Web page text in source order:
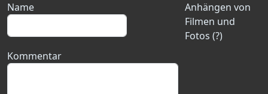
Anhängen von
Filmen und
Fotos (?)
Name
Kommentar